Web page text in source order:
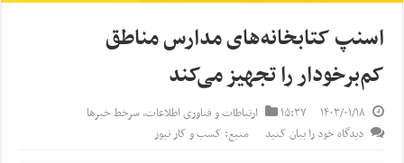
اسنپ کتابخانه‌های مدارس مناطق
کم‌برخودار را تجهیز می‌کند
۱۴۰۳/۰۱/۱۸ ۱۵:۳۷ ارتباطات و فناوری اطلاعات,سرخط خبرها
دیدگاه خود را بیان کنید
منبع: کسب و کار نیوز